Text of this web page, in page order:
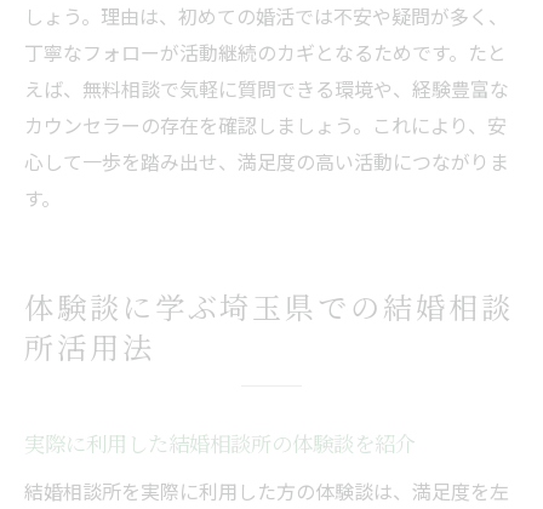
しょう。理由は、初めての婚活では不安や疑問が多く、
丁寧なフォローが活動継続のカギとなるためです。たと
えば、無料相談で気軽に質問できる環境や、経験豊富な
カウンセラーの存在を確認しましょう。これにより、安
心して一歩を踏み出せ、満足度の高い活動につながりま
す。
体験談に学ぶ埼玉県での結婚相談
所活用法
実際に利用した結婚相談所の体験談を紹介
結婚相談所を実際に利用した方の体験談は、満足度を左